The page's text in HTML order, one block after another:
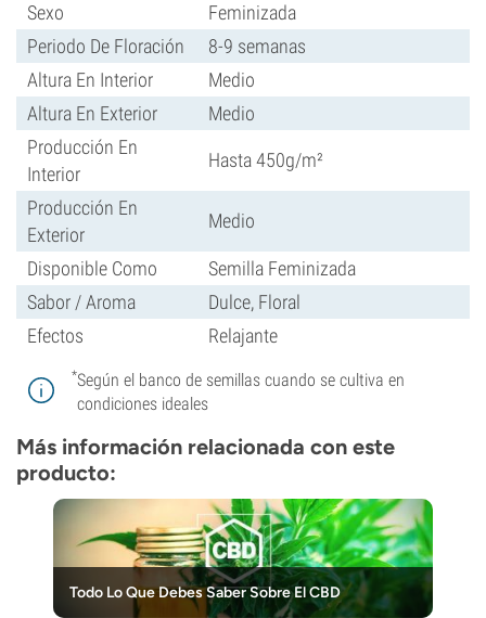
Sexo
Feminizada
Periodo De Floración
8-9 semanas
Altura En Interior
Medio
Altura En Exterior
Medio
Producción En
Interior
Hasta 450g/m²
Producción En
Exterior
Medio
Disponible Como
Semilla Feminizada
Sabor / Aroma
Dulce, Floral
Efectos
Relajante
*Según el banco de semillas cuando se cultiva en
condiciones ideales
Más información relacionada con este
producto:
Todo Lo Que Debes Saber Sobre El CBD